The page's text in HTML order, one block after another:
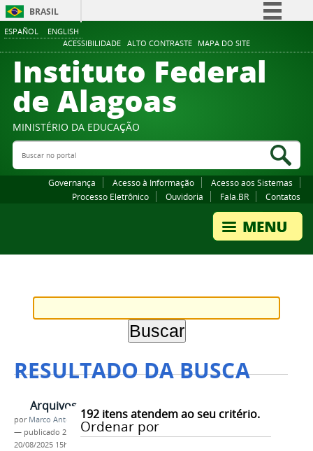
ESPAÑOL ENGLISH
ACESSIBILIDADE ALTO CONTRASTE MAPA DO SITE
BRASIL
Comunica BR
Participe
Canais
Instituto Federal
de Alagoas
MINISTÉRIO DA EDUCAÇÃO
Buscar no portal
Governança Acesso à Informação
Acesso aos Sistemas
Processo Eletrônico
Ouvidoria Fala.BR Contatos
RESULTADO DA BUSCA
192itens atendem ao seu critério.
Ordenar por
Arquivos
por Marco Antonio
— publicado 27/04/2020 —última modificação
20/08/2025 15h26